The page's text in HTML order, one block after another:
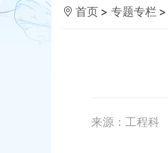
首页 > 专题专栏 >
来源：工程科